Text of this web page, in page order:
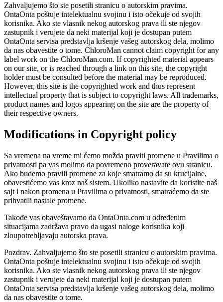
Zahvaljujemo što ste posetili stranicu o autorskim pravima.
OntaOnta poštuje intelektualnu svojinu i isto očekuje od svojih
korisnika. Ako ste vlasnik nekog autorskog prava ili ste njegov
zastupnik i verujete da neki materijal koji je dostupan putem
OntaOnta servisa predstavlja kršenje vašeg autorskog dela, molimo
da nas obavestite o tome. ChloroMan cannot claim copyright for any
label work on the ChloroMan.com. If copyrighted material appears
on our site, or is reached through a link on this site, the copyright
holder must be consulted before the material may be reproduced.
However, this site is the copyrighted work and thus represent
intellectual property that is subject to copyright laws. All trademarks,
product names and logos appearing on the site are the property of
their respective owners.
Modifications in Copyright policy
Sa vremena na vreme mi ćemo možda praviti promene u Pravilima o
privatnosti pa vas molimo da povremeno proveravate ovu stranicu.
Ako budemo pravili promene za koje smatramo da su krucijalne,
obavestićemo vas kroz naš sistem. Ukoliko nastavite da koristite naš
sajt i nakon promena u Pravilima o privatnosti, smatraćemo da ste
prihvatili nastale promene.
Takođe vas obaveštavamo da OntaOnta.com u određenim
situacijama zadržava pravo da ugasi naloge korisnika koji
zloupotrebljavaju autorska prava.
Pozdrav. Zahvaljujemo što ste posetili stranicu o autorskim pravima.
OntaOnta poštuje intelektualnu svojinu i isto očekuje od svojih
korisnika. Ako ste vlasnik nekog autorskog prava ili ste njegov
zastupnik i verujete da neki materijal koji je dostupan putem
OntaOnta servisa predstavlja kršenje vašeg autorskog dela, molimo
da nas obavestite o tome.